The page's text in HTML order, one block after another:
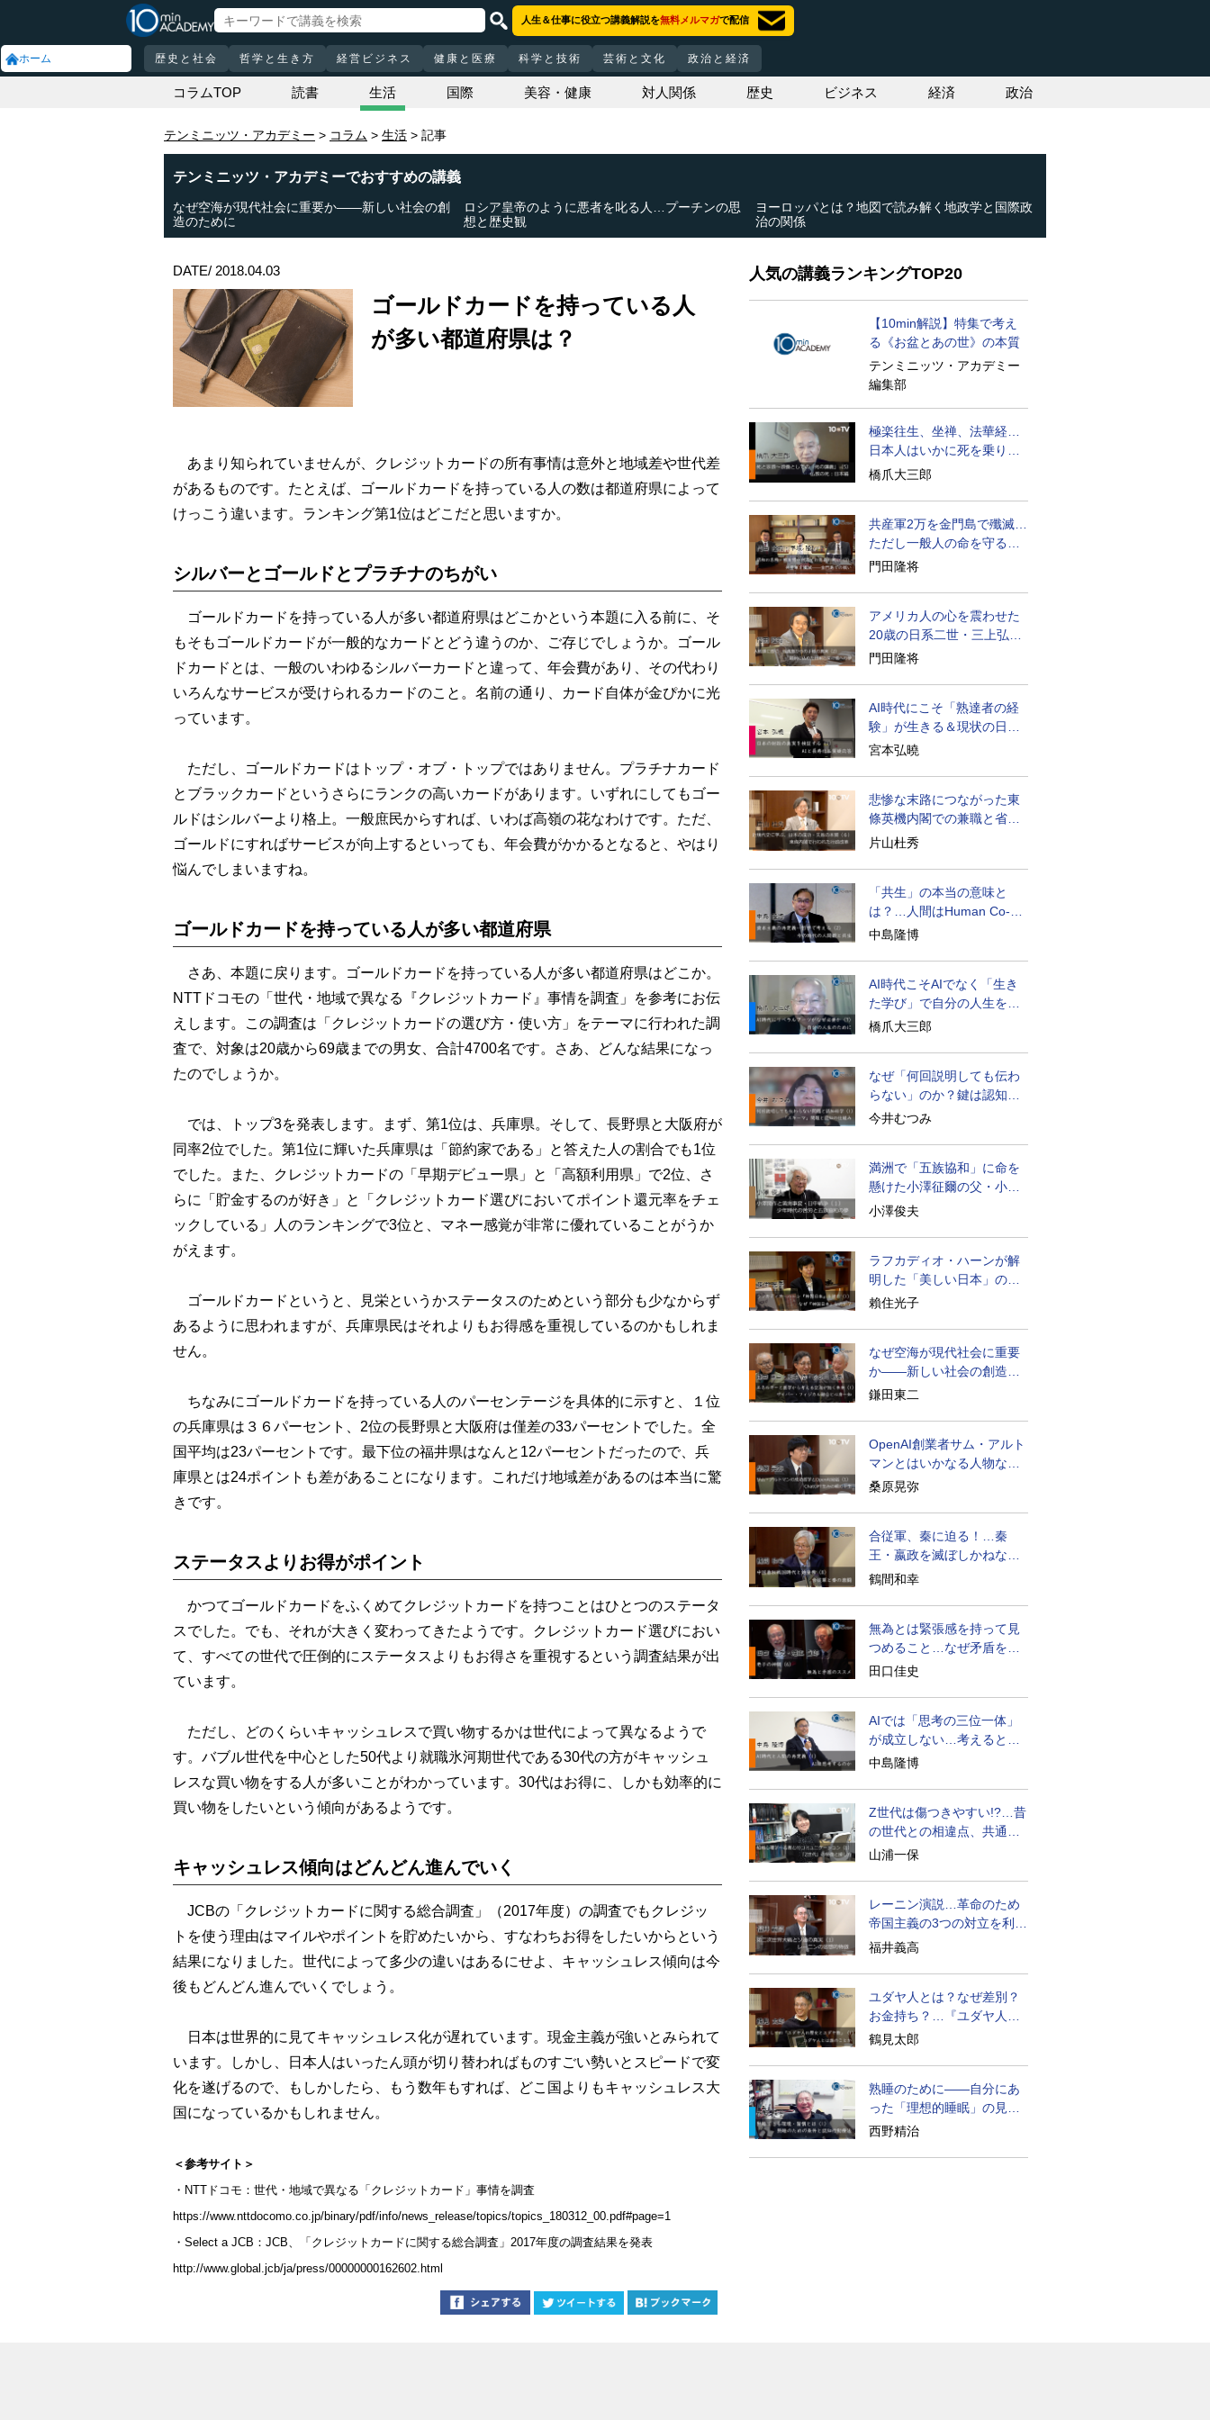
ホーム
人生＆仕事に役立つ講義解説を無料メルマガで配信
歴史と社会 哲学と生き方 経営ビジネス 健康と医療 科学と技術 芸術と文化 政治と経済
コラムTOP 読書 生活 国際 美容・健康 対人関係 歴史 ビジネス 経済 政治
テンミニッツ・アカデミー コラム 生活 記事
テンミニッツ・アカデミーでおすすめの講義
なぜ空海が現代社会に重要か――新しい社会の創
造のために
ロシア皇帝のように悪者を叱る人…プーチンの思
想と歴史観
ヨーロッパとは？地図で読み解く地政学と国際政
治の関係
DATE/ 2018.04.03
ゴールドカードを持っている人
が多い都道府県は？
あまり知られていませんが、クレジットカードの所有事情は意外と地域差や世代差
があるものです。たとえば、ゴールドカードを持っている人の数は都道府県によって
けっこう違います。ランキング第1位はどこだと思いますか。
シルバーとゴールドとプラチナのちがい
ゴールドカードを持っている人が多い都道府県はどこかという本題に入る前に、そ
もそもゴールドカードが一般的なカードとどう違うのか、ご存じでしょうか。ゴール
ドカードとは、一般のいわゆるシルバーカードと違って、年会費があり、その代わり
いろんなサービスが受けられるカードのこと。名前の通り、カード自体が金ぴかに光
っています。
ただし、ゴールドカードはトップ・オブ・トップではありません。プラチナカード
とブラックカードというさらにランクの高いカードがあります。いずれにしてもゴー
ルドはシルバーより格上。一般庶民からすれば、いわば高嶺の花なわけです。ただ、
ゴールドにすればサービスが向上するといっても、年会費がかかるとなると、やはり
悩んでしまいますね。
ゴールドカードを持っている人が多い都道府県
さあ、本題に戻ります。ゴールドカードを持っている人が多い都道府県はどこか。
NTTドコモの「世代・地域で異なる『クレジットカード』事情を調査」を参考にお伝
えします。この調査は「クレジットカードの選び方・使い方」をテーマに行われた調
査で、対象は20歳から69歳までの男女、合計4700名です。さあ、どんな結果になっ
たのでしょうか。
では、トップ3を発表します。まず、第1位は、兵庫県。そして、長野県と大阪府が
同率2位でした。第1位に輝いた兵庫県は「節約家である」と答えた人の割合でも1位
でした。また、クレジットカードの「早期デビュー県」と「高額利用県」で2位、さ
らに「貯金するのが好き」と「クレジットカード選びにおいてポイント還元率をチェ
ックしている」人のランキングで3位と、マネー感覚が非常に優れていることがうか
がえます。
ゴールドカードというと、見栄というかステータスのためという部分も少なからず
あるように思われますが、兵庫県民はそれよりもお得感を重視しているのかもしれま
せん。
ちなみにゴールドカードを持っている人のパーセンテージを具体的に示すと、１位
の兵庫県は３６パーセント、2位の長野県と大阪府は僅差の33パーセントでした。全
国平均は23パーセントです。最下位の福井県はなんと12パーセントだったので、兵
庫県とは24ポイントも差があることになります。これだけ地域差があるのは本当に驚
きです。
ステータスよりお得がポイント
かつてゴールドカードをふくめてクレジットカードを持つことはひとつのステータ
スでした。でも、それが大きく変わってきたようです。クレジットカード選びにおい
て、すべての世代で圧倒的にステータスよりもお得さを重視するという調査結果が出
ています。
ただし、どのくらいキャッシュレスで買い物するかは世代によって異なるようで
す。バブル世代を中心とした50代より就職氷河期世代である30代の方がキャッシュ
レスな買い物をする人が多いことがわかっています。30代はお得に、しかも効率的に
買い物をしたいという傾向があるようです。
キャッシュレス傾向はどんどん進んでいく
JCBの「クレジットカードに関する総合調査」（2017年度）の調査でもクレジッ
トを使う理由はマイルやポイントを貯めたいから、すなわちお得をしたいからという
結果になりました。世代によって多少の違いはあるにせよ、キャッシュレス傾向は今
後もどんどん進んでいくでしょう。
日本は世界的に見てキャッシュレス化が遅れています。現金主義が強いとみられて
います。しかし、日本人はいったん頭が切り替わればものすごい勢いとスピードで変
化を遂げるので、もしかしたら、もう数年もすれば、どこ国よりもキャッシュレス大
国になっているかもしれません。
＜参考サイト＞
・NTTドコモ：世代・地域で異なる「クレジットカード」事情を調査
https://www.nttdocomo.co.jp/binary/pdf/info/news_release/topics/topics_180312_00.pdf#page=1
・Select a JCB：JCB、「クレジットカードに関する総合調査」2017年度の調査結果を発表
http://www.global.jcb/ja/press/00000000162602.html
人気の講義ランキングTOP20
【10min解説】特集で考え
る《お盆とあの世》の本質
テンミニッツ・アカデミー
編集部
極楽往生、坐禅、法華経…
日本人はいかに死を乗り越
えるか
橋爪大三郎
共産軍2万を金門島で殲滅…
ただし一般人の命を守る軍
人の本義を重視
門田隆将
アメリカ人の心を震わせた
20歳の日系二世・三上弘文
の翻訳
門田隆将
AI時代にこそ「熟達者の経
験」が生きる＆現状の日本
経済の実情は
宮本弘曉
悲惨な末路につながった東
條英機内閣での兼職と省庁
再編
片山杜秀
「共生」の本当の意味と
は？…人間はHuman Co-
becoming
中島隆博
AI時代こそAIでなく「生き
た学び」で自分の人生を膨
らませる
橋爪大三郎
なぜ「何回説明しても伝わ
らない」のか？鍵は認知の
仕組み
今井むつみ
満洲で「五族協和」に命を
懸けた小澤征爾の父・小澤
開作
小澤俊夫
ラフカディオ・ハーンが解
明した「美しい日本」の秘
密と未来
賴住光子
なぜ空海が現代社会に重要
か――新しい社会の創造の
ために
鎌田東二
OpenAI創業者サム・アルト
マンとはいかなる人物なの
か
桑原晃弥
合従軍、秦に迫る！…秦
王・嬴政を滅ぼしかねなか
った激戦の史実
鶴間和幸
無為とは緊張感を持って見
つめること…なぜ矛盾を大
歓迎すべきか
田口佳史
AIでは「思考の三位一体」
が成立しない…考えると
は？
中島隆博
Z世代は傷つきやすい!?…昔
の世代との相違点、共通点
とは
山浦一保
レーニン演説…革命のため
帝国主義の3つの対立を利用
せよ
福井義高
ユダヤ人とは？なぜ差別？
お金持ち？…『ユダヤ人の
歴史』に学ぶ
鶴見太郎
熟睡のために――自分にあ
った「理想的睡眠」の見つ
け方
西野精治